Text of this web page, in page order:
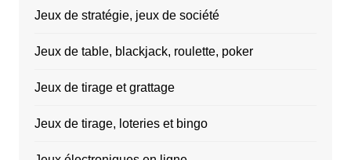
Jeux de stratégie, jeux de société
Jeux de table, blackjack, roulette, poker
Jeux de tirage et grattage
Jeux de tirage, loteries et bingo